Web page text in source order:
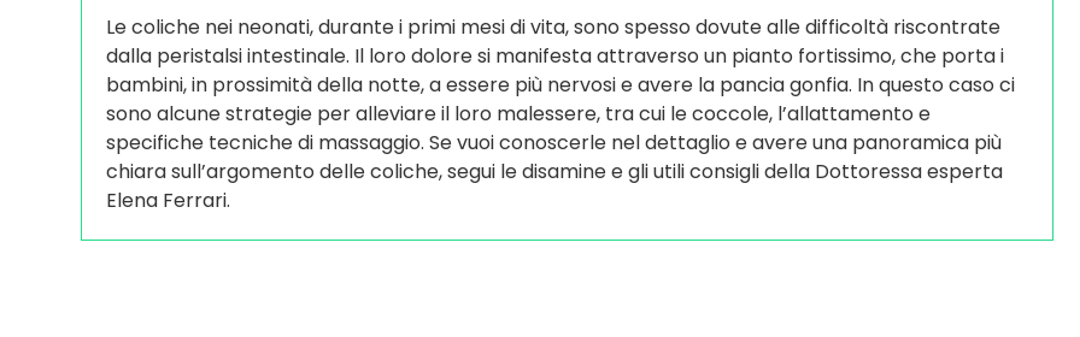
Le coliche nei neonati, durante i primi mesi di vita, sono spesso dovute alle difficoltà riscontrate
dalla peristalsi intestinale. Il loro dolore si manifesta attraverso un pianto fortissimo, che porta i
bambini, in prossimità della notte, a essere più nervosi e avere la pancia gonfia. In questo caso ci
sono alcune strategie per alleviare il loro malessere, tra cui le coccole, l’allattamento e
specifiche tecniche di massaggio. Se vuoi conoscerle nel dettaglio e avere una panoramica più
chiara sull’argomento delle coliche, segui le disamine e gli utili consigli della Dottoressa esperta
Elena Ferrari.